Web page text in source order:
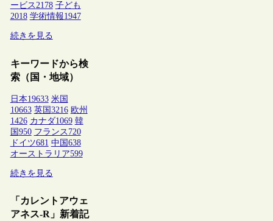
ービス2178 子ども
2018 学術情報1947
続きを見る
キーワードから検
索（国・地域）
日本19633 米国
10663 英国 3216 欧州
1426 カナダ1069 韓
国 950 フランス 720
ドイツ681 中国 638
オーストラリア599
続きを見る
「カレントアウェ
アネス-R」新着記